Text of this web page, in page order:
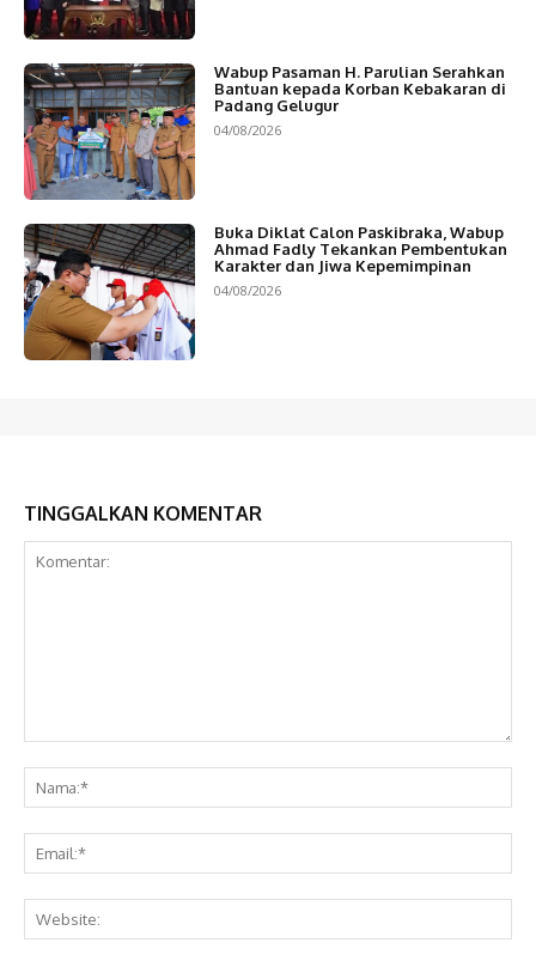
Wabup Pasaman H. Parulian Serahkan
Bantuan kepada Korban Kebakaran di
Padang Gelugur
04/08/2026
Buka Diklat Calon Paskibraka, Wabup
Ahmad Fadly Tekankan Pembentukan
Karakter dan Jiwa Kepemimpinan
04/08/2026
TINGGALKAN KOMENTAR